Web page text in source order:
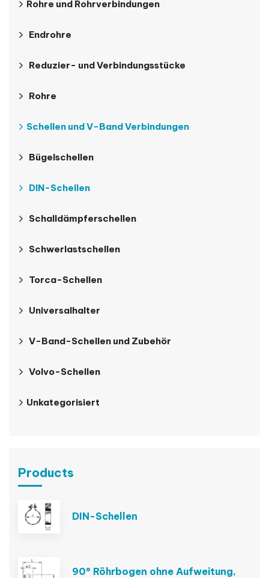
Rohre und Rohrverbindungen
Endrohre
Reduzier- und Verbindungsstücke
Rohre
Schellen und V-Band Verbindungen
Bügelschellen
DIN-Schellen
Schalldämpferschellen
Schwerlastschellen
Torca-Schellen
Universalhalter
V-Band-Schellen und Zubehör
Volvo-Schellen
Unkategorisiert
Products
DIN-Schellen
90° Röhrbogen ohne Aufweitung,